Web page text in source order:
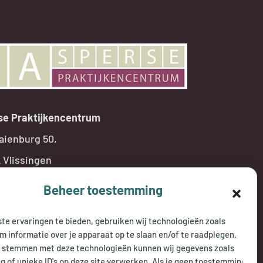
Beheer toestemming
ervaringen te bieden, gebruiken wij technologieën zoals
informatie over je apparaat op te slaan en/of te raadplegen.
met deze technologieën kunnen wij gegevens zoals
Praktijkencentrum
50,
Vlissingen